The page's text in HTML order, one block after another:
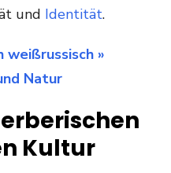
und Identität.
weißrussisch »
Natur
Kultur